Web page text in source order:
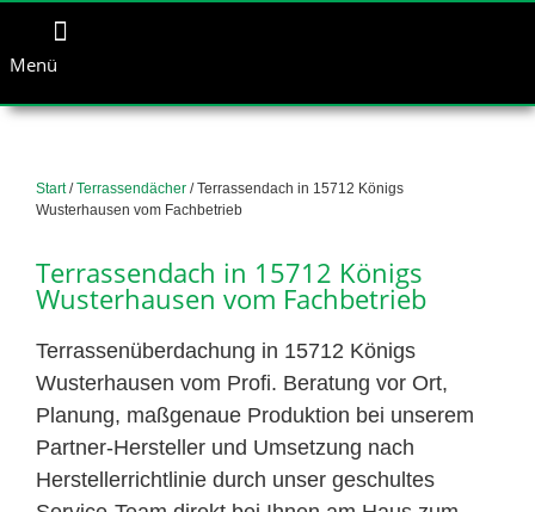
Menü
Start/Terrassendächer / Terrassendach in 15712 Königs
Wusterhausen vom Fachbetrieb
Terrassendach in 15712 Königs
Wusterhausen vom Fachbetrieb
Terrassenüberdachung in 15712 Königs
Wusterhausen vom Profi. Beratung vor Ort,
Planung, maßgenaue Produktion bei unserem
Partner-Hersteller und Umsetzung nach
Herstellerrichtlinie durch unser geschultes